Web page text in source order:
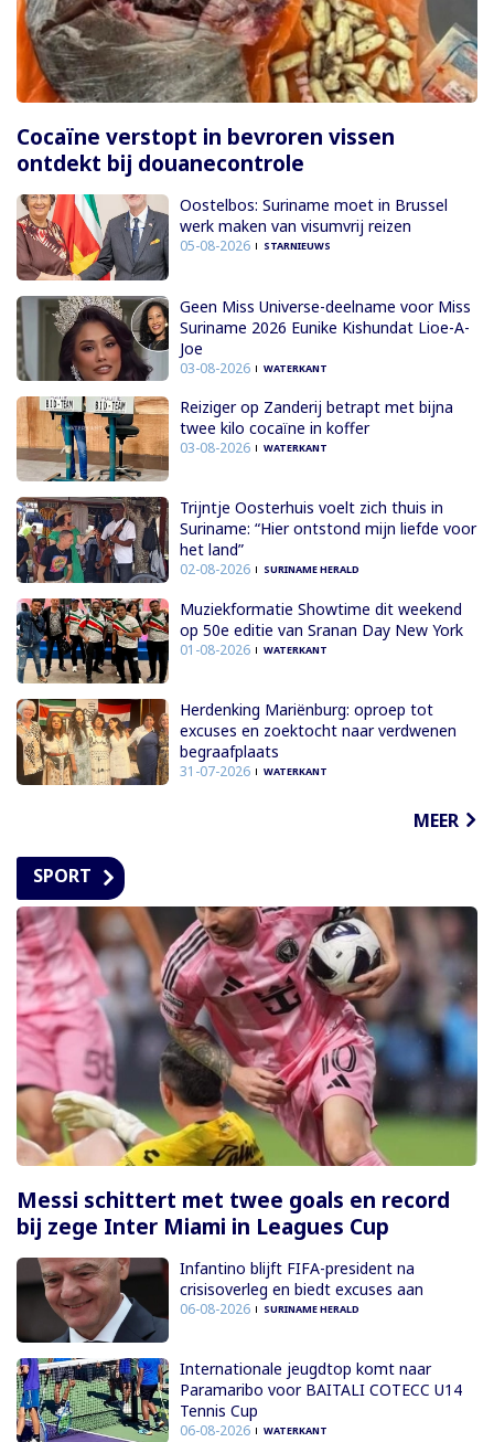
Cocaïne verstopt in bevroren vissen
ontdekt bij douanecontrole
Oostelbos: Suriname moet in Brussel
werk maken van visumvrij reizen
05-08-2026 STARNIEUWS
Geen Miss Universe-deelname voor Miss
Suriname 2026 Eunike Kishundat Lioe-A-
Joe
03-08-2026 WATERKANT
Reiziger op Zanderij betrapt met bijna
twee kilo cocaïne in koffer
03-08-2026 WATERKANT
Trijntje Oosterhuis voelt zich thuis in
Suriname: “Hier ontstond mijn liefde voor
het land”
02-08-2026 SURINAME HERALD
Muziekformatie Showtime dit weekend
op 50e editie van Sranan Day New York
01-08-2026 WATERKANT
Herdenking Mariënburg: oproep tot
excuses en zoektocht naar verdwenen
begraafplaats
31-07-2026 WATERKANT
MEER
SPORT
Messi schittert met twee goals en record
bij zege Inter Miami in Leagues Cup
Infantino blijft FIFA-president na
crisisoverleg en biedt excuses aan
06-08-2026 SURINAME HERALD
Internationale jeugdtop komt naar
Paramaribo voor BAITALI COTECC U14
Tennis Cup
06-08-2026 WATERKANT